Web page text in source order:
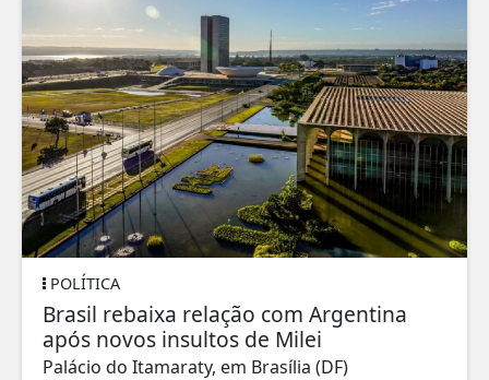
POLÍTICA
Brasil rebaixa relação com Argentina
após novos insultos de Milei
Palácio do Itamaraty, em Brasília (DF)